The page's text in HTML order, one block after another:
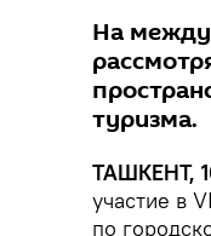
На
туризма.
ТАШКЕНТ,
участие в
по